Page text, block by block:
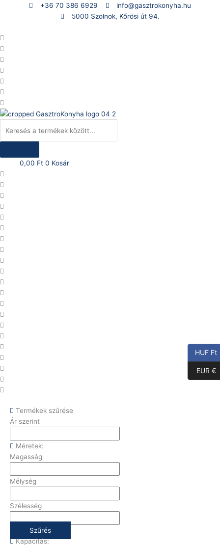
+36 70 386 6929
info@gasztrokonyha.hu
5000 Szolnok, Kőrösi út 94.
0,00 Ft 0 Kosár
Termékek szűrése
Ár szerint
Méretek:
Magasság
Mélység
Szélesség
Szűrés
Kapacitás:
HUF Ft
EUR €